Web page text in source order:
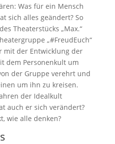
Was für ein Mensch
sich alles geändert? So
Theaterstücks „Max.“
„#FreudEuch“
mit der Entwicklung der
dem Personenkult um
der Gruppe verehrt und
um ihn zu kreisen.
der Idealkult
auch er sich verändert?
wie alle denken?